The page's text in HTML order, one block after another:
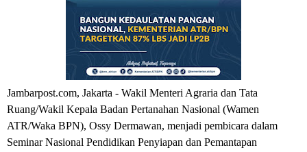
Jambarpost.com, Jakarta - Wakil Menteri Agraria dan Tata
Ruang/Wakil Kepala Badan Pertanahan Nasional (Wamen
ATR/Waka BPN), Ossy Dermawan, menjadi pembicara dalam
Seminar Nasional Pendidikan Penyiapan dan Pemantapan